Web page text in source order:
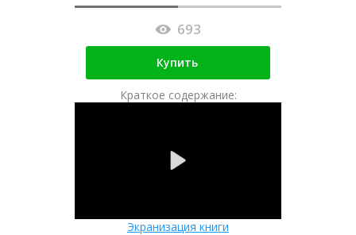
693
Купить
Краткое содержание:
Экранизация книги